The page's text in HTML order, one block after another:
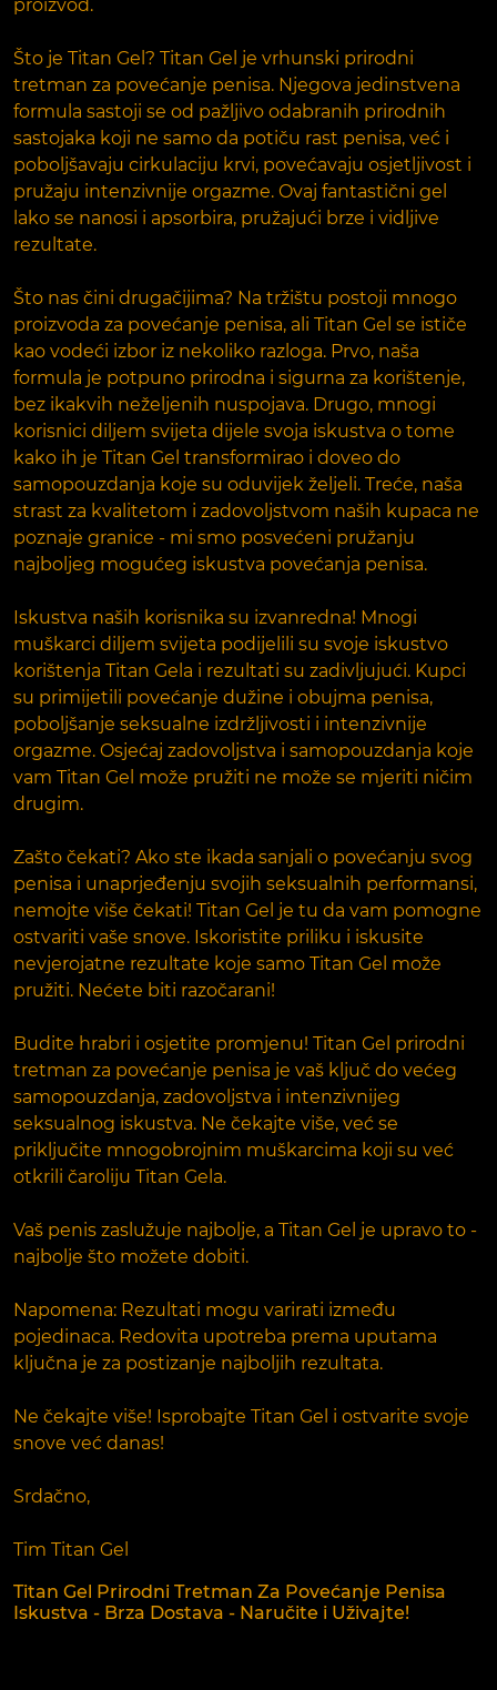
proizvod.
Što je Titan Gel? Titan Gel je vrhunski prirodni
tretman za povećanje penisa. Njegova jedinstvena
formula sastoji se od pažljivo odabranih prirodnih
sastojaka koji ne samo da potiču rast penisa, već i
poboljšavaju cirkulaciju krvi, povećavaju osjetljivost i
pružaju intenzivnije orgazme. Ovaj fantastični gel
lako se nanosi i apsorbira, pružajući brze i vidljive
rezultate.
Što nas čini drugačijima? Na tržištu postoji mnogo
proizvoda za povećanje penisa, ali Titan Gel se ističe
kao vodeći izbor iz nekoliko razloga. Prvo, naša
formula je potpuno prirodna i sigurna za korištenje,
bez ikakvih neželjenih nuspojava. Drugo, mnogi
korisnici diljem svijeta dijele svoja iskustva o tome
kako ih je Titan Gel transformirao i doveo do
samopouzdanja koje su oduvijek željeli. Treće, naša
strast za kvalitetom i zadovoljstvom naših kupaca ne
poznaje granice - mi smo posvećeni pružanju
najboljeg mogućeg iskustva povećanja penisa.
Iskustva naših korisnika su izvanredna! Mnogi
muškarci diljem svijeta podijelili su svoje iskustvo
korištenja Titan Gela i rezultati su zadivljujući. Kupci
su primijetili povećanje dužine i obujma penisa,
poboljšanje seksualne izdržljivosti i intenzivnije
orgazme. Osjećaj zadovoljstva i samopouzdanja koje
vam Titan Gel može pružiti ne može se mjeriti ničim
drugim.
Zašto čekati? Ako ste ikada sanjali o povećanju svog
penisa i unaprjeđenju svojih seksualnih performansi,
nemojte više čekati! Titan Gel je tu da vam pomogne
ostvariti vaše snove. Iskoristite priliku i iskusite
nevjerojatne rezultate koje samo Titan Gel može
pružiti. Nećete biti razočarani!
Budite hrabri i osjetite promjenu! Titan Gel prirodni
tretman za povećanje penisa je vaš ključ do većeg
samopouzdanja, zadovoljstva i intenzivnijeg
seksualnog iskustva. Ne čekajte više, već se
priključite mnogobrojnim muškarcima koji su već
otkrili čaroliju Titan Gela.
Vaš penis zaslužuje najbolje, a Titan Gel je upravo to -
najbolje što možete dobiti.
Napomena: Rezultati mogu varirati između
pojedinaca. Redovita upotreba prema uputama
ključna je za postizanje najboljih rezultata.
Ne čekajte više! Isprobajte Titan Gel i ostvarite svoje
snove već danas!
Srdačno,
Tim Titan Gel
Titan Gel Prirodni Tretman Za Povećanje Penisa
Iskustva - Brza Dostava - Naručite i Uživajte!